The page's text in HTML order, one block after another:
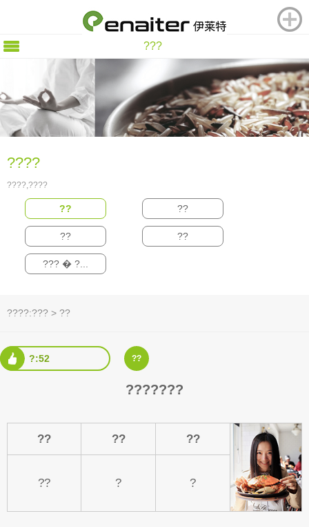
???
????
????,????
?? ??
?? ??
??? � ?...
????:??? > ??
?:52 ??
???????
?? ?? ??
?? ? ?